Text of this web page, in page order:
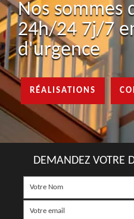
Nos sommes
24h/24 7j/7
d'urgence
RÉALISATIONS
DEMANDEZ VOTRE